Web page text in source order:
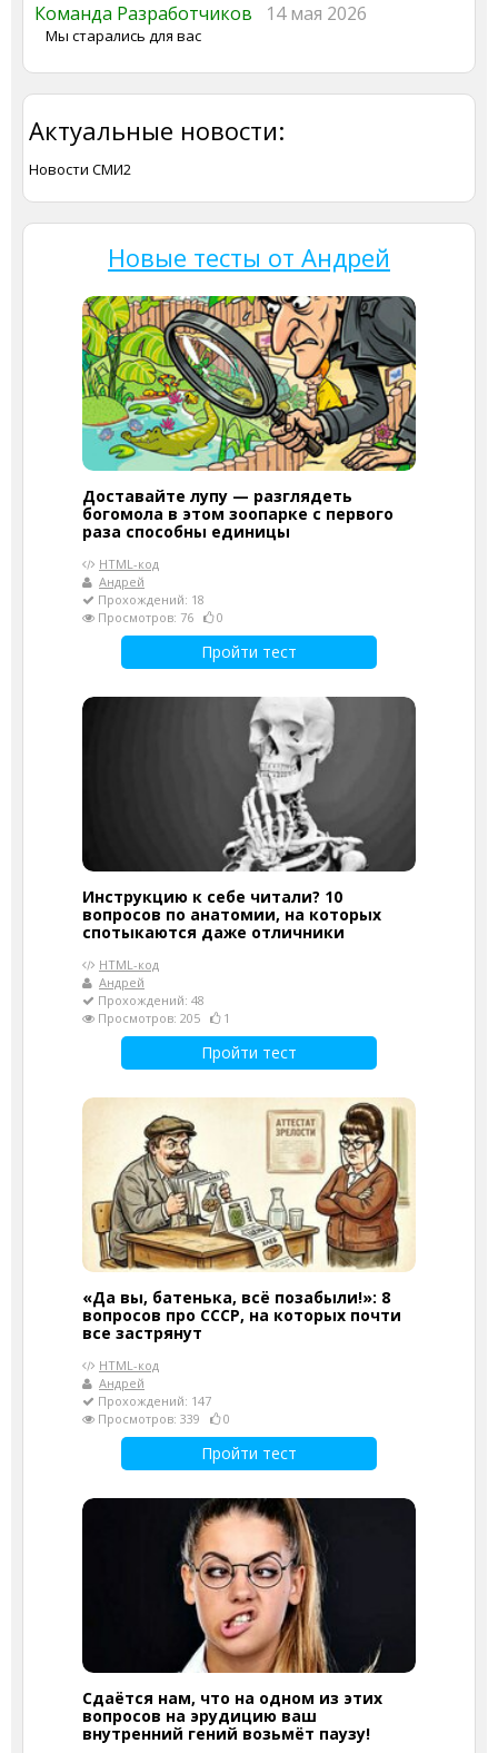
Команда Разработчиков 14 мая 2026
Мы старались для вас
Актуальные новости:
Новости СМИ2
Новые тесты от Андрей
Доставайте лупу — разглядеть
богомола в этом зоопарке с первого
раза способны единицы
HTML-код
Андрей
Прохождений: 18
Просмотров: 76
0
Пройти тест
Инструкцию к себе читали? 10
вопросов по анатомии, на которых
спотыкаются даже отличники
HTML-код
Андрей
Прохождений: 48
Просмотров: 205
1
Пройти тест
«Да вы, батенька, всё позабыли!»: 8
вопросов про СССР, на которых почти
все застрянут
HTML-код
Андрей
Прохождений: 147
Просмотров: 339
0
Пройти тест
Сдаётся нам, что на одном из этих
вопросов на эрудицию ваш
внутренний гений возьмёт паузу!